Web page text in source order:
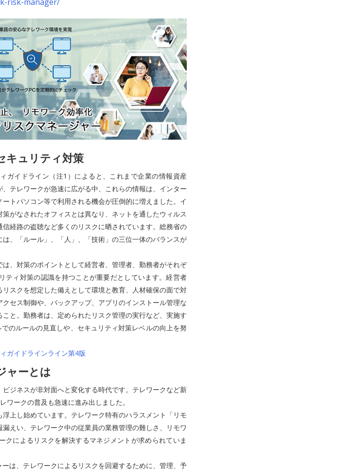
キュリティ対策
ガイドライン（注1）によると、これまで企業の情報資産
テレワークが急速に広がる中、これらの情報は、インター
トパソコン等で利用される機会が圧倒的に増えました。イ
がなされたオフィスとは異なり、ネットを通したウィルス
経路の盗聴など多くのリスクに晒されています。総務省の
、「ルール」、「人」、「技術」の三位一体のバランスが
、対策のポイントとして経営者、管理者、勤務者がそれぞ
ティ対策の認識を持つことが重要だとしています。経営者
スクを想定した備えとして環境と教育、人材確保の面で対
セス制御や、バックアップ、アプリのインストール管理な
と。勤務者は、定められたリスク管理の実行など、実施す
のルールの見直しや、セキュリティ対策レベルの向上を努
ガイドラインライン第4版
ャーとは
ジネスが非対面へと変化する時代です。テレワークなど新
ワークの普及も急速に進み出しました。
上し始めています。テレワーク特有のハラスメント「リモ
えい、テレワーク中の従業員の業務管理の難しさ、リモワ
クによるリスクを解決するマネジメントが求められていま
は、テレワークによるリスクを回避するために、管理、予